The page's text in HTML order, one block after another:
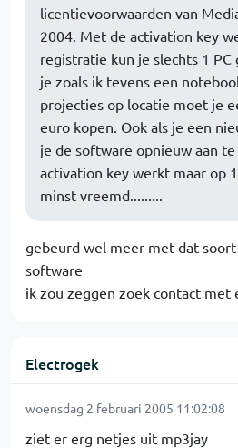
licentievoorwaarden van
2004. Met de activation key
registratie kun je slechts 1
je zoals ik tevens een
projecties op locatie moet je
euro kopen. Ook als je een
je de software opnieuw aan
activation key werkt maar op
minst vreemd.........
gebeurd wel meer met dat soort
software
ik zou zeggen zoek contact met
Electrogek
woensdag 2 februari 2005 11:02:08
ziet er erg netjes uit mp3jay